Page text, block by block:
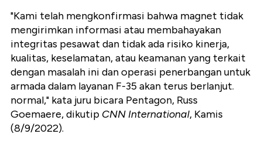
"Kami telah mengkonfirmasi bahwa magnet tidak
mengirimkan informasi atau membahayakan
integritas pesawat dan tidak ada risiko kinerja,
kualitas, keselamatan, atau keamanan yang terkait
dengan masalah ini dan operasi penerbangan untuk
armada dalam layanan F-35 akan terus berlanjut.
normal," kata juru bicara Pentagon, Russ
Goemaere, dikutip CNN International, Kamis
(8/9/2022).